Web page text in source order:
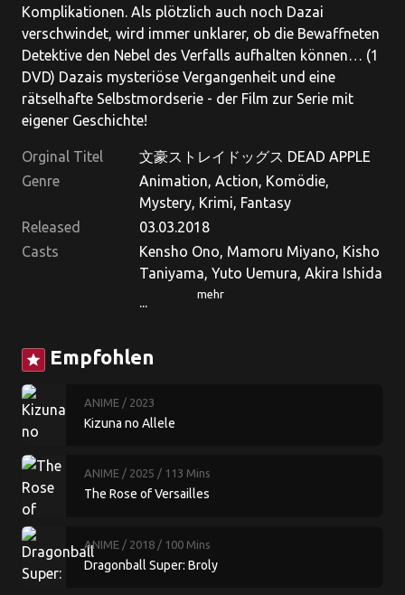
Komplikationen. Als plötzlich auch noch Dazai
verschwindet, wird immer unklarer, ob die Bewaffneten
Detektive den Nebel des Verfalls aufhalten können… (1
DVD) Dazais mysteriöse Vergangenheit und eine
rätselhafte Selbstmordserie - der Film zur Serie mit
eigener Geschichte!
Orginal Titel
文豪ストレイドッグス DEAD APPLE
Genre
Animation, Action, Komödie,
Mystery, Krimi, Fantasy
Released
03.03.2018
Casts
Kensho Ono, Mamoru Miyano, Kisho
Taniyama, Yuto Uemura, Akira Ishida
...
mehr
star Empfohlen
ANIME / 2023
Kizuna no Allele
ANIME / 2025 / 113 Mins
The Rose of Versailles
ANIME / 2018 / 100 Mins
Dragonball Super: Broly